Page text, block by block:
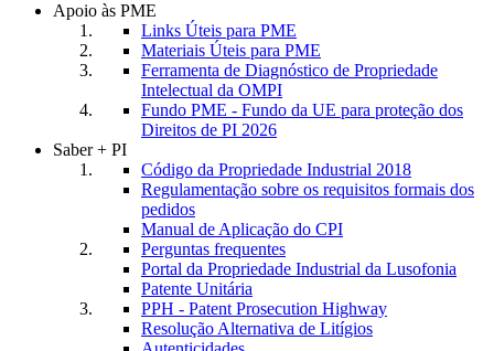
Apoio às PME
Links Úteis para PME
Materiais Úteis para PME
Ferramenta de Diagnóstico de Propriedade
Intelectual da OMPI
Fundo PME - Fundo da UE para proteção dos
Direitos de PI 2026
Saber + PI
Código da Propriedade Industrial 2018
Regulamentação sobre os requisitos formais dos
pedidos
Manual de Aplicação do CPI
Perguntas frequentes
Portal da Propriedade Industrial da Lusofonia
Patente Unitária
PPH - Patent Prosecution Highway
Resolução Alternativa de Litígios